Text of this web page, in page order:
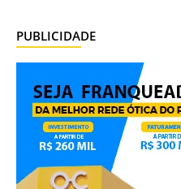
PUBLICIDADE